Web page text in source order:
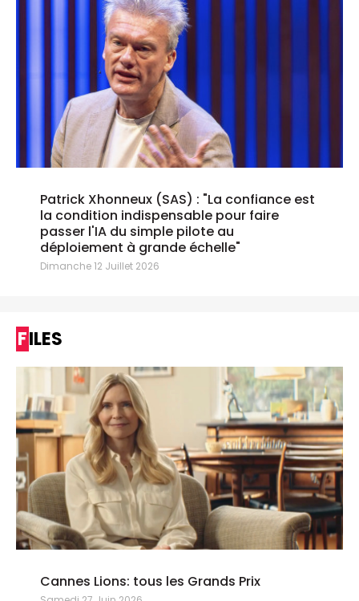
Patrick Xhonneux (SAS) : "La confiance est
la condition indispensable pour faire
passer l'IA du simple pilote au
déploiement à grande échelle"
Dimanche 12 Juillet 2026
FILES
Cannes Lions: tous les Grands Prix